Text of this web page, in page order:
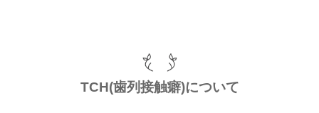
TCH(歯列接触癖)について